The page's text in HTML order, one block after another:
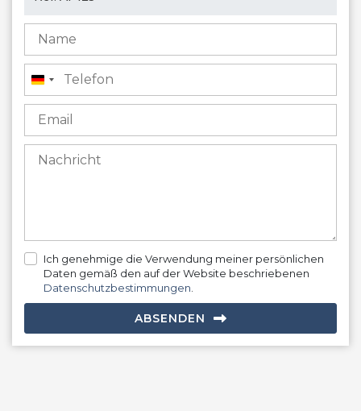
Deutschland
+49
Ich genehmige die Verwendung meiner persönlichen
Daten gemäß den auf der Website beschriebenen
Datenschutzbestimmungen
ABSENDEN